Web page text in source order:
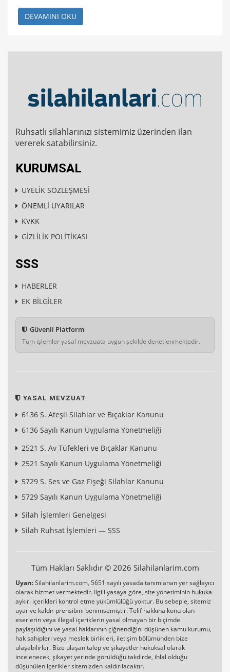
DEVAMINI OKU
Ruhsatlı silahlarınızı sistemimiz üzerinden ilan
vererek satabilirsiniz.
KURUMSAL
ÜYELİK SÖZLEŞMESİ
ÖNEMLİ UYARILAR
KVKK
GİZLİLİK POLİTİKASI
SSS
HABERLER
EK BİLGİLER
Güvenli Platform
Tüm işlemler yasal mevzuata uygun şekilde denetlenmektedir.
YASAL MEVZUAT
6136 S. Ateşli Silahlar ve Bıçaklar Kanunu
6136 Sayılı Kanun Uygulama Yönetmeliği
2521 S. Av Tüfekleri ve Bıçaklar Kanunu
2521 Sayılı Kanun Uygulama Yönetmeliği
5729 S. Ses ve Gaz Fişeği Silahlar Kanunu
5729 Sayılı Kanun Uygulama Yönetmeliği
Silah İşlemleri Genelgesi
Silah Ruhsat İşlemleri — SSS
Tüm Hakları Saklıdır © 2026 Silahilanlarim.com
Uyarı:Silahilanlarim.com, 5651 sayılı yasada tanımlanan yer sağlayıcı
olarak hizmet vermektedir. İlgili yasaya göre, site yönetiminin hukuka
aykırı içerikleri kontrol etme yükümlülüğü yoktur. Bu sebeple, sitemiz
uyar ve kaldır prensibini benimsemiştir. Telif hakkına konu olan
eserlerin veya illegal içeriklerin yasal olmayan bir biçimde
paylaşıldığını ve yasal haklarının çiğnendiğini düşünen kamu kurumu,
hak sahipleri veya meslek birlikleri, iletişim bölümünden bize
ulaşabilirler. Bize ulaşan talep ve şikayetler hukuksal olarak
incelenecek, şikayet yerinde görüldüğü takdirde, ihlal olduğu
düşünülen içerikler sitemizden kaldırılacaktır.